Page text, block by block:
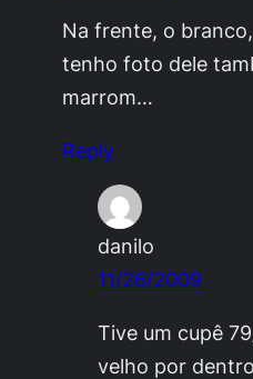
Na frente, o
tenho foto dele
marrom…
Reply
danilo
11/26/2009
Tive um cupê
velho por